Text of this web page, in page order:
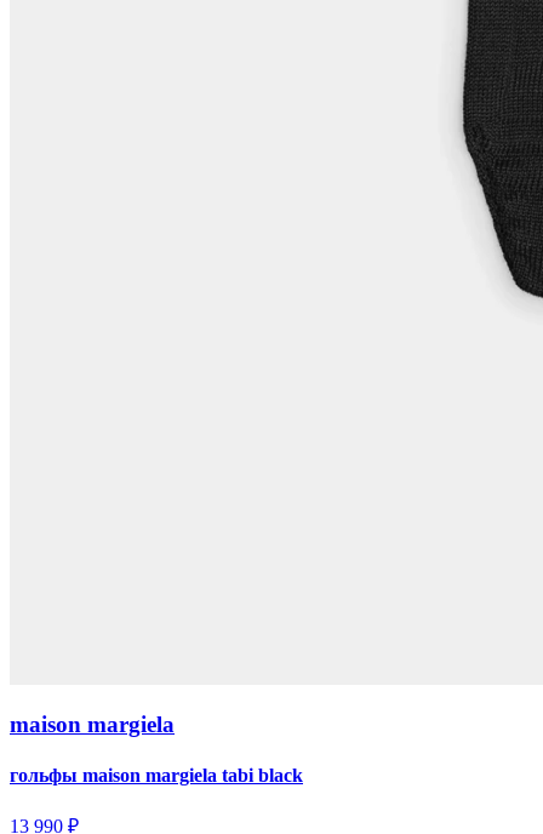
maison margiela
гольфы maison margiela tabi black
13 990 ₽